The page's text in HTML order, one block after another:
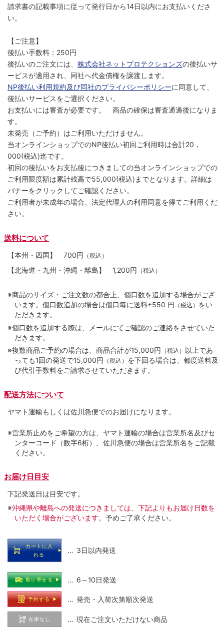
請求書の記載事項に従って発行日から14日以内にお支払いくださ
い。
【ご注意】
後払い手数料：250円
後払いのご注文には、 株式会社ネットプロテクションズの後払いサ
ービスが適用され、同社へ代金債権を譲渡します。
NP後払い利用規約及び同社のプライバシーポリシーに同意して、
後払いサービスをご選択ください。
お支払いには審査が必要です。 商品の確保は審査通過後になりま
す。
未発売（ご予約）はご利用いただけません。
当オンラインショップでのNP後払い初回ご利用時は合計20，
000(税込)迄です。
初回の後払いをお支払後につきましての当オンラインショップでの
ご利用限度額は累計残高で55,000(税込)までとなります。詳細は
バナーをクリックしてご確認ください。
ご利用者が未成年の場合、法定代理人の利用同意を得てご利用くだ
さい。
送料について
【本州・四国】 700円 （税込）
【北海道・九州・沖縄・離島】 1,200円 （税込）
※商品のサイズ・ご注文数の都合上、個口数を追加する場合がござ
います。個口数追加の場合は個口毎に送料+550 円 （税込） をい
ただきます。
※個口数を追加する際は、メールにてご確認のご連絡をさせていた
だきます。
※複数商品ご予約の場合は、商品合計が15,000円 （税込） 以上であ
っても1回の発送で15,000円 （税込） を下回る場合は、都度送料及
び代引手数料をご請求させていただきます。
配送方法について
ヤマト運輸もしくは佐川急便でのお届けになります。
※営業所止めをご希望の方は、ヤマト運輸の場合は営業所名及びセ
ンターコード（数字6桁）、佐川急便の場合は営業所名をご記載
ください。
お届け日目安
下記発送日は目安です。
※沖縄県や離島への発送につきましては、下記よりもお届け日数を
いただく場合がございます。 予めご了承ください。
カートに入
れる
… 3日以内発送
取り寄せる … 6～10日発送
予約する … 発売・入荷次第順次発送
在庫なし … 現在ご注文いただけない商品